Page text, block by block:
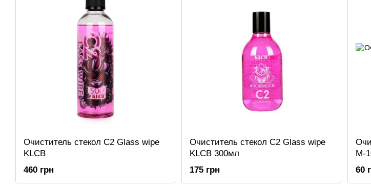
Очиститель стекол С2 Glass wipe
KLCB
460 грн
Очиститель стекол С2 Glass wipe
KLCB 300мл
175 грн
M-
60